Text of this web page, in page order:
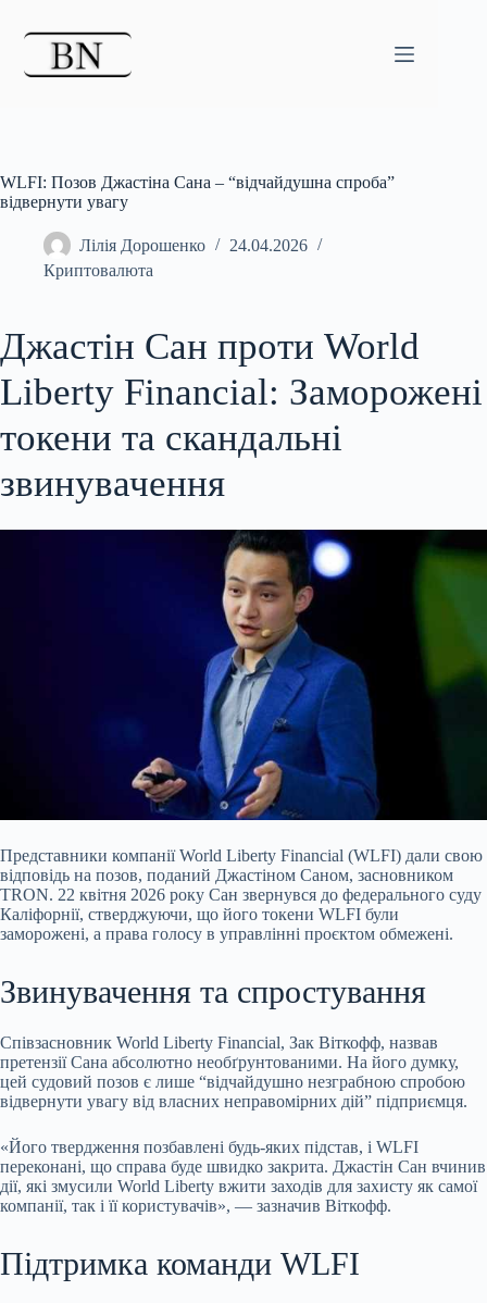
WLFI: Позов Джастіна Сана – “відчайдушна спроба”
відвернути увагу
Лілія Дорошенко
24.04.2026
Криптовалюта
Джастін Сан проти World
Liberty Financial: Заморожені
токени та скандальні
звинувачення
Представники компанії World Liberty Financial (WLFI) дали свою
відповідь на позов, поданий Джастіном Саном, засновником
TRON. 22 квітня 2026 року Сан звернувся до федерального суду
Каліфорнії, стверджуючи, що його токени WLFI були
заморожені, а права голосу в управлінні проєктом обмежені.
Звинувачення та спростування
Співзасновник World Liberty Financial, Зак Віткофф, назвав
претензії Сана абсолютно необґрунтованими. На його думку,
цей судовий позов є лише “відчайдушно незграбною спробою
відвернути увагу від власних неправомірних дій” підприємця.
«Його твердження позбавлені будь-яких підстав, і WLFI
переконані, що справа буде швидко закрита. Джастін Сан вчинив
дії, які змусили World Liberty вжити заходів для захисту як самої
компанії, так і її користувачів», — зазначив Віткофф.
Підтримка команди WLFI